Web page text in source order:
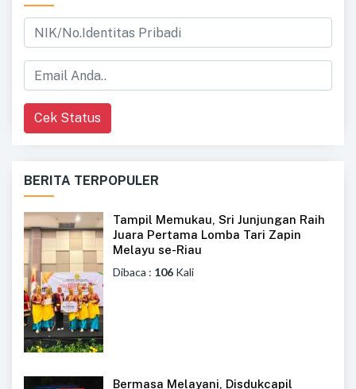
Cek Status
BERITA TERPOPULER
Tampil Memukau, Sri Junjungan Raih
Juara Pertama Lomba Tari Zapin
Melayu se-Riau
Dibaca : 106 Kali
Bermasa Melayani, Disdukcapil